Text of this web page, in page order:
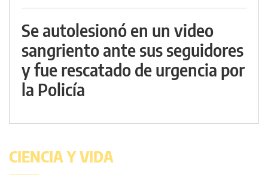
Se autolesionó en un video
sangriento ante sus seguidores
y fue rescatado de urgencia por
la Policía
CIENCIA Y VIDA